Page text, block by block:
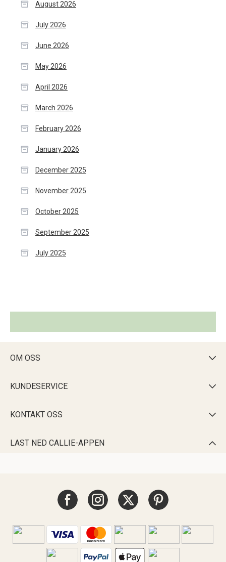
August 2026
July 2026
June 2026
May 2026
April 2026
March 2026
February 2026
January 2026
December 2025
November 2025
October 2025
September 2025
July 2025
OM OSS 
KUNDESERVICE 
KONTAKT OSS 
LAST NED CALLIE-APPEN 